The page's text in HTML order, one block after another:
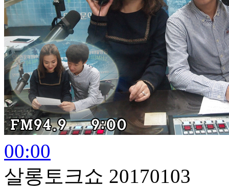
00:00
살롱토크쇼 20170103